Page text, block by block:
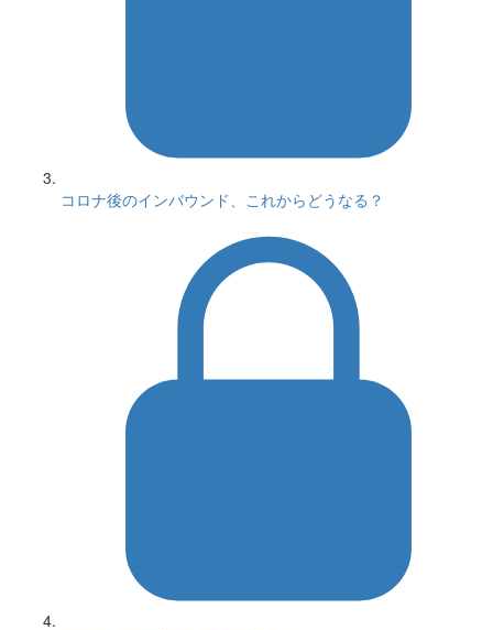
コロナ後のインバウンド、これからどうなる？